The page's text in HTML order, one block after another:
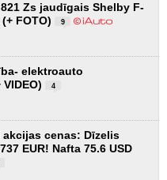
Zs jaudīgais Shelby F-
FOTO)
9
elektroauto
4
cenas: Dīzelis
EUR! Nafta 75.6 USD